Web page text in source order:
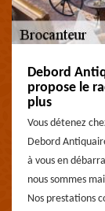
Debord
propose le
plus
Vous détenez
Debord
à vous en
nous sommes
Nos prestations